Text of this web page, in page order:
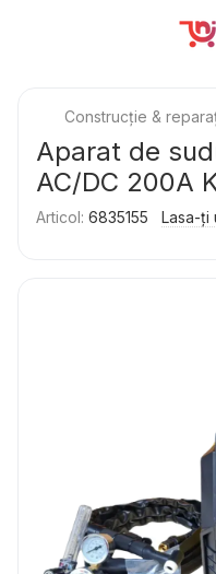
Construcție &
Aparat de
AC/DC 200A
Articol: 6835155 Lasa-ți